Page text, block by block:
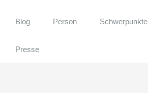
Blog Person Schwerpunkte
Presse